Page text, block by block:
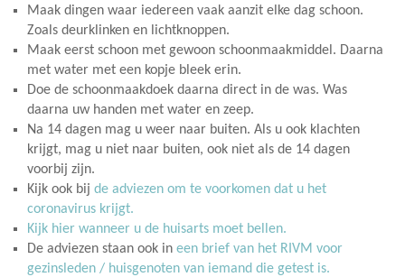
Maak dingen waar iedereen vaak aanzit elke dag schoon.
Zoals deurklinken en lichtknoppen.
Maak eerst schoon met gewoon schoonmaakmiddel. Daarna
met water met een kopje bleek erin.
Doe de schoonmaakdoek daarna direct in de was. Was
daarna uw handen met water en zeep.
Na 14 dagen mag u weer naar buiten. Als u ook klachten
krijgt, mag u niet naar buiten, ook niet als de 14 dagen
voorbij zijn.
Kijk ook bij de adviezen om te voorkomen dat u het
coronavirus krijgt.
Kijk hier wanneer u de huisarts moet bellen.
De adviezen staan ook in een brief van het RIVM voor
gezinsleden / huisgenoten van iemand die getest is.